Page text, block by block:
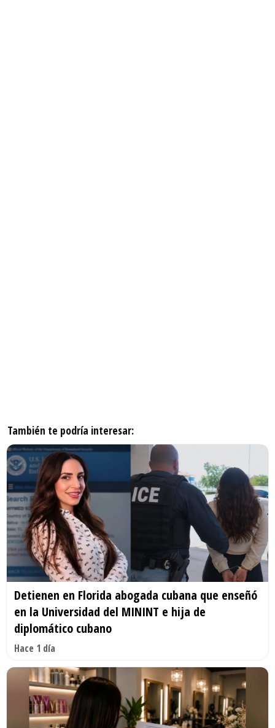
También te podría interesar:
Detienen en Florida abogada cubana que enseñó
en la Universidad del MININT e hija de
diplomático cubano
Hace 1 día